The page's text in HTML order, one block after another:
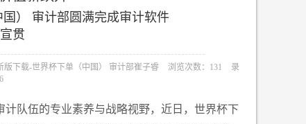
） 审计部圆满完成审计软件
贯
版下载-世界杯下单（中国） 审计部崔子睿 浏览次数：131
录
队伍的专业素养与战略视野，近日，世界杯下